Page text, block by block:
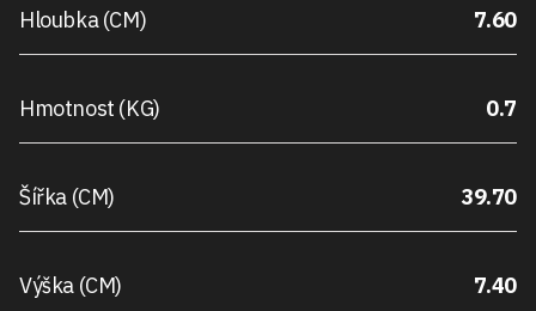
Hloubka (CM) 7.60
Hmotnost (KG) 0.7
Šířka (CM) 39.70
Výška (CM) 7.40